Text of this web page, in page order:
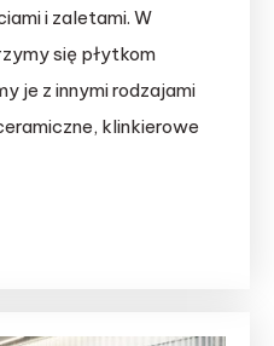
i zaletami. W
się płytkom
je z innymi rodzajami
klinkierowe